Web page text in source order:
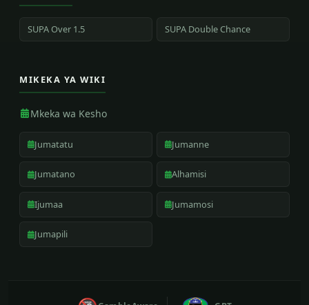
SUPA Over 1.5 SUPA Double Chance
MIKEKA YA WIKI
Mkeka wa Kesho
Jumatatu Jumanne
Jumatano Alhamisi
Ijumaa Jumamosi
Jumapili